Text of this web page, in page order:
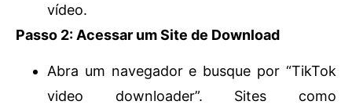
vídeo.
Passo 2: Acessar um Site de Download
Abra um navegador e busque por “TikTok
video downloader”. Sites como